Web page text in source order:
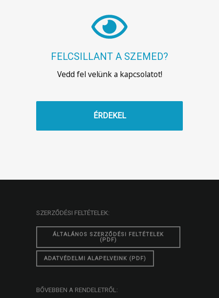
FELCSILLANT A SZEMED?
Vedd fel velünk a kapcsolatot!
ÉRDEKEL
SZERZŐDÉSI FELTÉTELEK:
ÁLTALÁNOS SZERZŐDÉSI FELTÉTELEK
(PDF)
ADATVÉDELMI ALAPELVEINK (PDF)
BŐVEBBEN A RENDELETRŐL: